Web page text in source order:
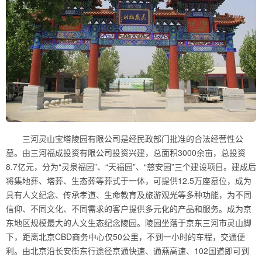
三河灵山宝塔陵园有限公司是经民政部门批准的合法经营性公
墓。由三河福成投资有限公司投资兴建，总面积3000余亩，总投资
8.7亿元，分为“灵泉福园”、“天福园”、“慈安园”三个建设项目。建成后
将集地葬、塔葬、生态葬等葬式于一体，可提供12.5万座墓位，成为
具有人文纪念、传承孝道、生命教育及旅游观光等多种功能，为不同
信仰、不同文化、不同需求的客户提供多元化的产品和服务。成为京
东地区规模最大的人文生态纪念陵园。陵园坐落于京东三河市灵山脚
下，距离北京CBD商务中心仅50公里，不到一小时的车程，交通便
利。由北京沿长安街东行途径京通快速、通燕高速、102国道即可到